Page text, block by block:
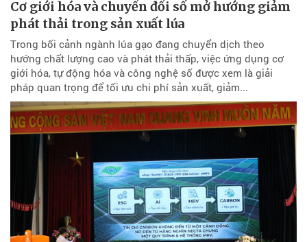
Cơ giới hóa và chuyển đổi số mở hướng giảm
phát thải trong sản xuất lúa
Trong bối cảnh ngành lúa gạo đang chuyển dịch theo
hướng chất lượng cao và phát thải thấp, việc ứng dụng cơ
giới hóa, tự động hóa và công nghệ số được xem là giải
pháp quan trọng để tối ưu chi phí sản xuất, giảm...